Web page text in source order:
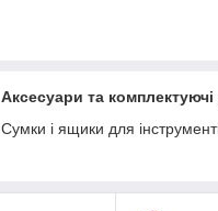
Аксесуари та комплектуючі
Сумки і ящики для